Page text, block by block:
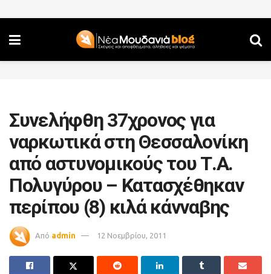
Συνελήφθη 37χρονος για
ναρκωτικά στη Θεσσαλονίκη
από αστυνομικούς του Τ.Α.
Πολυγύρου – Κατασχέθηκαν
περίπου (8) κιλά κάνναβης
Από admin 12 Νοεμβρίου, 2011